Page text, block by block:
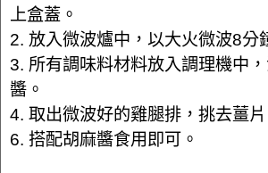
上盒蓋。
2. 放入微波爐中，以大火微波8分
3. 所有調味料材料放入調理機中
醬。
4. 取出微波好的雞腿排，挑去薑
6. 搭配胡麻醬食用即可。